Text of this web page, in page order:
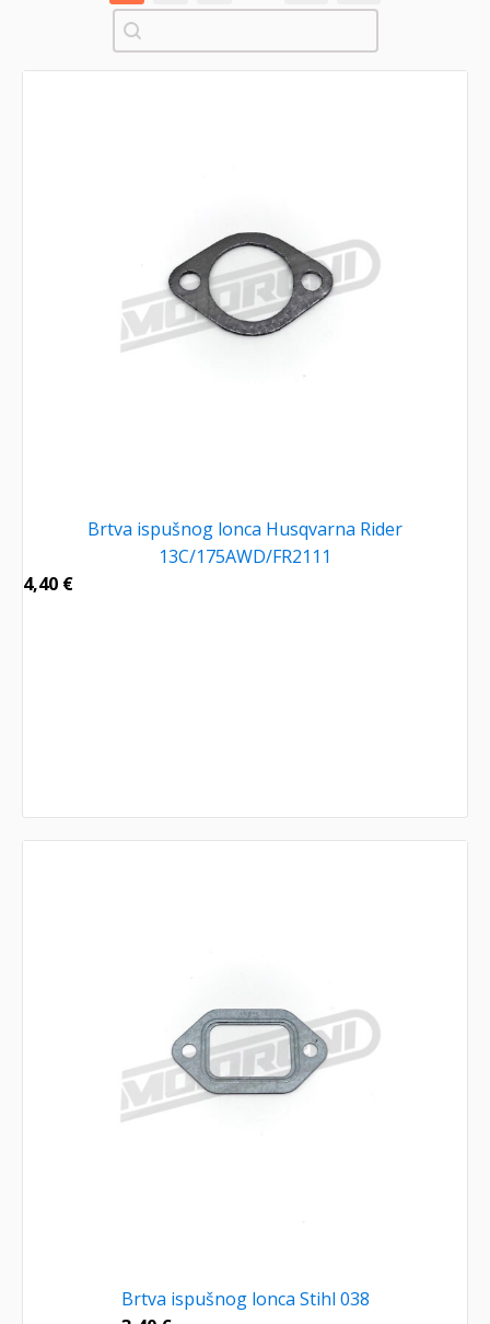
Pretraži
Brtva ispušnog lonca Husqvarna Rider
13C/175AWD/FR2111
4,40 €
Brtva ispušnog lonca Stihl 038